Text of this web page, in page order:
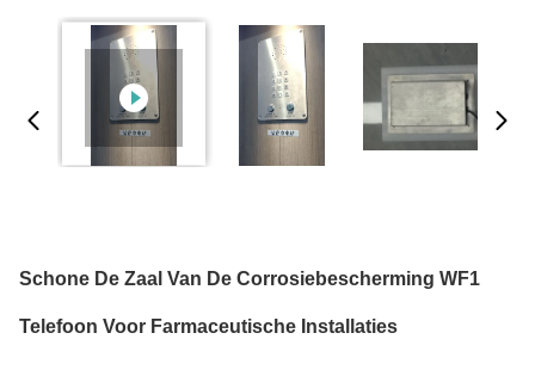
Schone De Zaal Van De Corrosiebescherming WF1
Telefoon Voor Farmaceutische Installaties